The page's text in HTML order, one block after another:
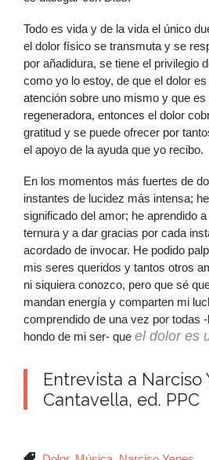
Todo es vida y de la vida el único
el dolor físico se transmuta y se
por añadidura, se tiene el privilegio
como yo lo estoy, de que el dolor
atención sobre uno mismo y que
regeneradora, entonces el dolor
gratitud y se puede ofrecer por
el apoyo de la ayuda que yo recibo.
En los momentos más fuertes de
instantes de lucidez más intensa;
significado del amor; he aprendido
ternura y a dar gracias por cada
acordado de invocar. He podido
mis seres queridos y tantos otros
ni siquiera conozco, pero que sé
mandan energía y comparten mi
comprendido de una vez por todas
hondo de mi ser- que el dolor es
Entrevista a Narciso
Cantavella, ed. PPC
 Etiquetas